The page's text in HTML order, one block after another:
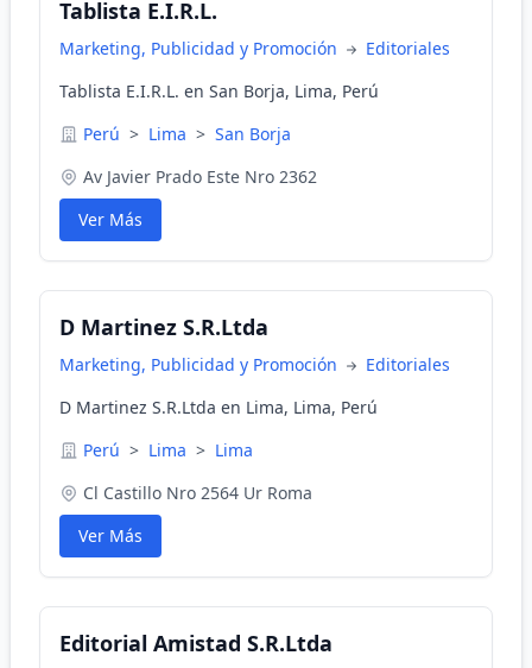
Tablista E.I.R.L.
Marketing, Publicidad y Promoción
Editoriales
Tablista E.I.R.L. en San Borja, Lima, Perú
Perú > Lima > San Borja
Av Javier Prado Este Nro 2362
Ver Más
D Martinez S.R.Ltda
Marketing, Publicidad y Promoción
Editoriales
D Martinez S.R.Ltda en Lima, Lima, Perú
Perú > Lima > Lima
Cl Castillo Nro 2564 Ur Roma
Ver Más
Editorial Amistad S.R.Ltda